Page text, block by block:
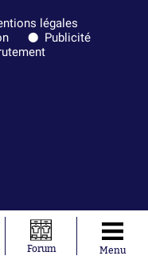
légales
Publicité
Forum Menu